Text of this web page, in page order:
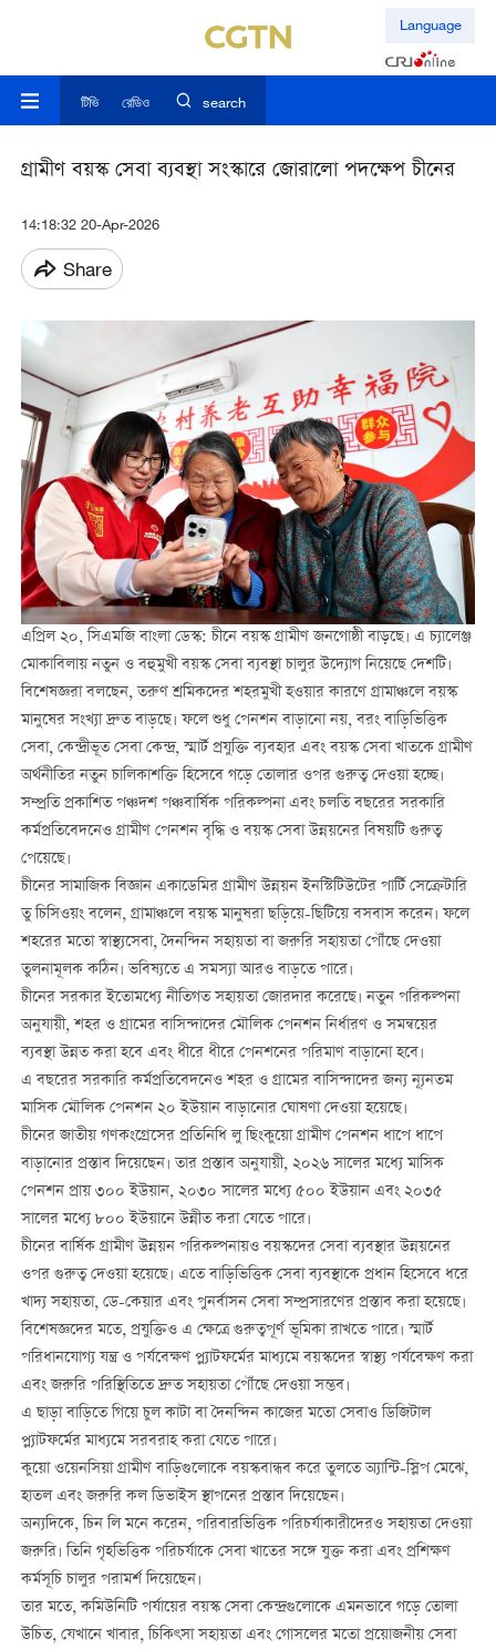
Language
টিভি রেডিও search
গ্রামীণ বয়স্ক সেবা ব্যবস্থা সংস্কারে জোরালো পদক্ষেপ চীনের
14:18:32 20-Apr-2026
Share
এপ্রিল ২০, সিএমজি বাংলা ডেস্ক: চীনে বয়স্ক গ্রামীণ জনগোষ্ঠী বাড়ছে। এ চ্যালেঞ্জ
মোকাবিলায় নতুন ও বহুমুখী বয়স্ক সেবা ব্যবস্থা চালুর উদ্যোগ নিয়েছে দেশটি।
বিশেষজ্ঞরা বলছেন, তরুণ শ্রমিকদের শহরমুখী হওয়ার কারণে গ্রামাঞ্চলে বয়স্ক
মানুষের সংখ্যা দ্রুত বাড়ছে। ফলে শুধু পেনশন বাড়ানো নয়, বরং বাড়িভিত্তিক
সেবা, কেন্দ্রীভূত সেবা কেন্দ্র, স্মার্ট প্রযুক্তি ব্যবহার এবং বয়স্ক সেবা খাতকে গ্রামীণ
অর্থনীতির নতুন চালিকাশক্তি হিসেবে গড়ে তোলার ওপর গুরুত্ব দেওয়া হচ্ছে।
সম্প্রতি প্রকাশিত পঞ্চদশ পঞ্চবার্ষিক পরিকল্পনা এবং চলতি বছরের সরকারি
কর্মপ্রতিবেদনেও গ্রামীণ পেনশন বৃদ্ধি ও বয়স্ক সেবা উন্নয়নের বিষয়টি গুরুত্ব
পেয়েছে।
চীনের সামাজিক বিজ্ঞান একাডেমির গ্রামীণ উন্নয়ন ইনস্টিটিউটের পার্টি সেক্রেটারি
তু চিসিওয়ং বলেন, গ্রামাঞ্চলে বয়স্ক মানুষরা ছড়িয়ে-ছিটিয়ে বসবাস করেন। ফলে
শহরের মতো স্বাস্থ্যসেবা, দৈনন্দিন সহায়তা বা জরুরি সহায়তা পৌঁছে দেওয়া
তুলনামূলক কঠিন। ভবিষ্যতে এ সমস্যা আরও বাড়তে পারে।
চীনের সরকার ইতোমধ্যে নীতিগত সহায়তা জোরদার করেছে। নতুন পরিকল্পনা
অনুযায়ী, শহর ও গ্রামের বাসিন্দাদের মৌলিক পেনশন নির্ধারণ ও সমন্বয়ের
ব্যবস্থা উন্নত করা হবে এবং ধীরে ধীরে পেনশনের পরিমাণ বাড়ানো হবে।
এ বছরের সরকারি কর্মপ্রতিবেদনেও শহর ও গ্রামের বাসিন্দাদের জন্য ন্যূনতম
মাসিক মৌলিক পেনশন ২০ ইউয়ান বাড়ানোর ঘোষণা দেওয়া হয়েছে।
চীনের জাতীয় গণকংগ্রেসের প্রতিনিধি লু ছিংকুয়ো গ্রামীণ পেনশন ধাপে ধাপে
বাড়ানোর প্রস্তাব দিয়েছেন। তার প্রস্তাব অনুযায়ী, ২০২৬ সালের মধ্যে মাসিক
পেনশন প্রায় ৩০০ ইউয়ান, ২০৩০ সালের মধ্যে ৫০০ ইউয়ান এবং ২০৩৫
সালের মধ্যে ৮০০ ইউয়ানে উন্নীত করা যেতে পারে।
চীনের বার্ষিক গ্রামীণ উন্নয়ন পরিকল্পনায়ও বয়স্কদের সেবা ব্যবস্থার উন্নয়নের
ওপর গুরুত্ব দেওয়া হয়েছে। এতে বাড়িভিত্তিক সেবা ব্যবস্থাকে প্রধান হিসেবে ধরে
খাদ্য সহায়তা, ডে-কেয়ার এবং পুনর্বাসন সেবা সম্প্রসারণের প্রস্তাব করা হয়েছে।
বিশেষজ্ঞদের মতে, প্রযুক্তিও এ ক্ষেত্রে গুরুত্বপূর্ণ ভূমিকা রাখতে পারে। স্মার্ট
পরিধানযোগ্য যন্ত্র ও পর্যবেক্ষণ প্ল্যাটফর্মের মাধ্যমে বয়স্কদের স্বাস্থ্য পর্যবেক্ষণ করা
এবং জরুরি পরিস্থিতিতে দ্রুত সহায়তা পৌঁছে দেওয়া সম্ভব।
এ ছাড়া বাড়িতে গিয়ে চুল কাটা বা দৈনন্দিন কাজের মতো সেবাও ডিজিটাল
প্ল্যাটফর্মের মাধ্যমে সরবরাহ করা যেতে পারে।
কুয়ো ওয়েনসিয়া গ্রামীণ বাড়িগুলোকে বয়স্কবান্ধব করে তুলতে অ্যান্টি-স্লিপ মেঝে,
হাতল এবং জরুরি কল ডিভাইস স্থাপনের প্রস্তাব দিয়েছেন।
অন্যদিকে, চিন লি মনে করেন, পরিবারভিত্তিক পরিচর্যাকারীদেরও সহায়তা দেওয়া
জরুরি। তিনি গৃহভিত্তিক পরিচর্যাকে সেবা খাতের সঙ্গে যুক্ত করা এবং প্রশিক্ষণ
কর্মসূচি চালুর পরামর্শ দিয়েছেন।
তার মতে, কমিউনিটি পর্যায়ের বয়স্ক সেবা কেন্দ্রগুলোকে এমনভাবে গড়ে তোলা
উচিত, যেখানে খাবার, চিকিৎসা সহায়তা এবং গোসলের মতো প্রয়োজনীয় সেবা